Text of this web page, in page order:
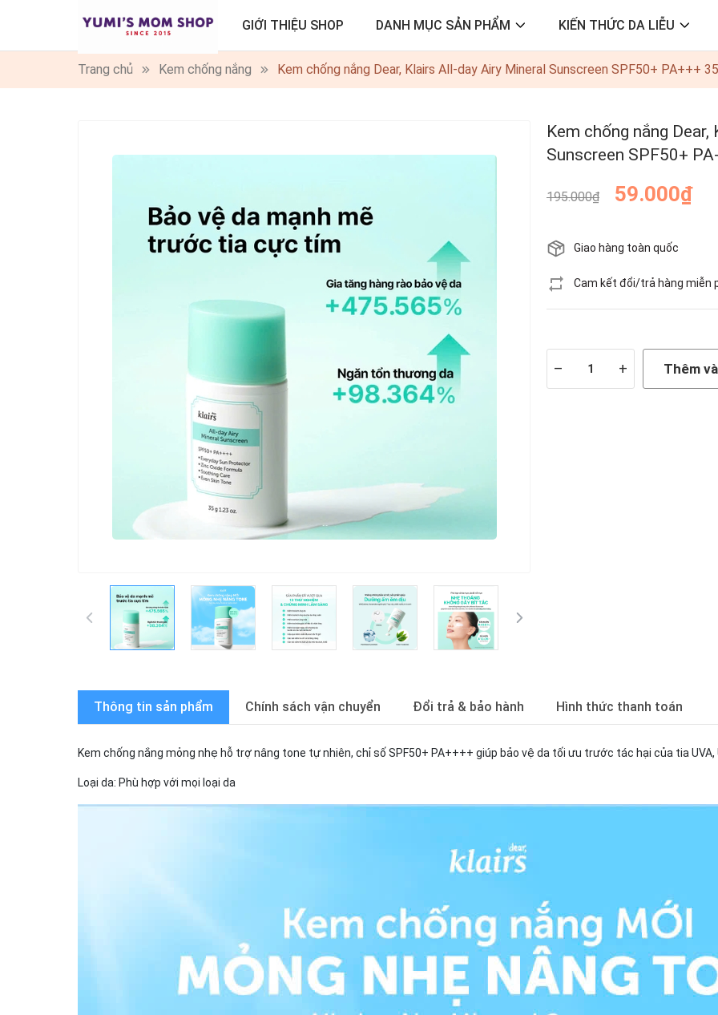
GIỚI THIỆU SHOP DANH MỤC SẢN PHẨM KIẾN THỨC DA LIỄU
Trang chủ Kem chống nắng Kem chống nắng Dear, Klairs All-day Airy Mineral Sunscreen SPF50+ PA+++
Kem chống nắng
Sunscreen SPF50+
195.000₫ 59.000₫
Giao hàng toàn quốc
Cam kết đổi/trả hàng miễn
– + Thêm
Thông tin sản phẩm Chính sách vận chuyển Đổi trả & bảo hành Hình thức thanh toán
Kem chống nắng mỏng nhẹ hỗ trợ nâng tone tự nhiên, chỉ số SPF50+ PA++++ giúp bảo vệ da tối ưu trước tác hại của tia UVA,
Loại da: Phù hợp với mọi loại da